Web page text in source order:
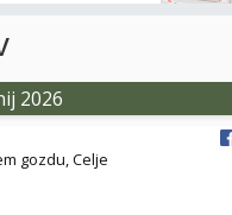
2026
gozdu, Celje